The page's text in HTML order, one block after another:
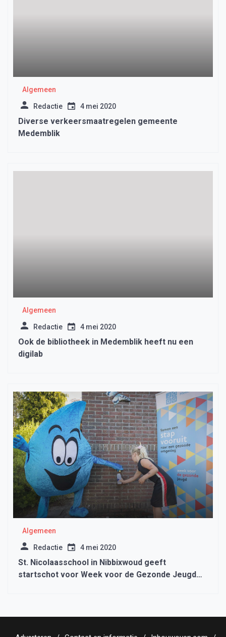
Algemeen
Redactie 4 mei 2020
Diverse verkeersmaatregelen gemeente
Medemblik
Algemeen
Redactie 4 mei 2020
Ook de bibliotheek in Medemblik heeft nu een
digilab
Algemeen
Redactie 4 mei 2020
St. Nicolaasschool in Nibbixwoud geeft
startschot voor Week voor de Gezonde Jeugd